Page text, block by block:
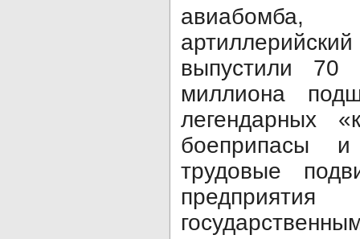
выпустили 70
миллиона
легендарных
боеприпасы
трудовые